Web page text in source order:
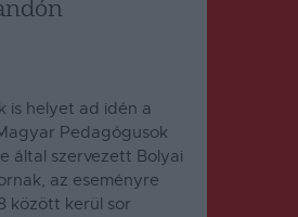
is helyet ad idén a
Pedagógusok
által szervezett Bolyai
az eseményre
között kerül sor